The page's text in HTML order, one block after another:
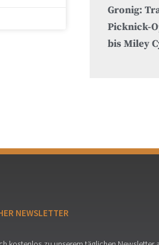
Gronig:
Picknick-
bis Miley
NEWSLETTER